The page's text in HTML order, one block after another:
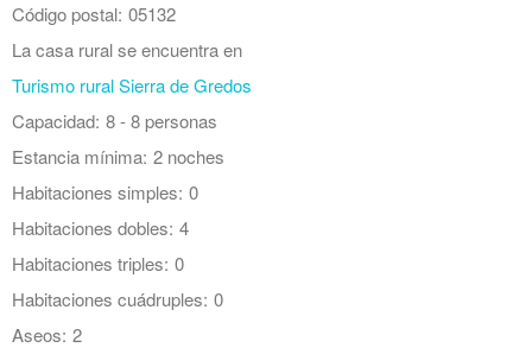
Código postal: 05132
La casa rural se encuentra en
Turismo rural Sierra de Gredos
Capacidad: 8 - 8 personas
Estancia mínima: 2 noches
Habitaciones simples: 0
Habitaciones dobles: 4
Habitaciones triples: 0
Habitaciones cuádruples: 0
Aseos: 2